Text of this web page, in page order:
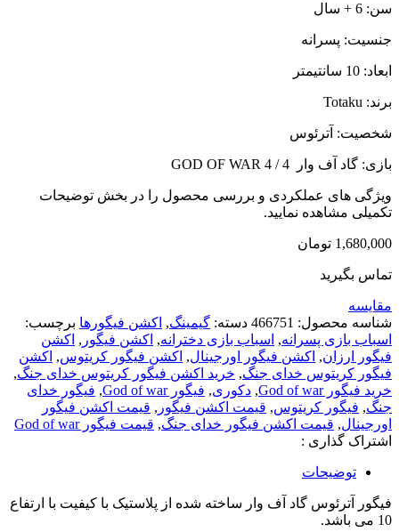
سن: 6 + سال
جنسیت: پسرانه
ابعاد: 10 سانتیمتر
برند: Totaku
شخصیت: آترئوس
بازی: گاد آف وار 4 / GOD OF WAR 4
ویژگی های عملکردی و بررسی محصول را در بخش توضیحات
تکمیلی مشاهده نمایید.
1,680,000 تومان
تماس بگیرید
مقایسه
شناسه محصول: 466751 دسته: گیمینگ, اکشن فیگورها برچسب:
اسباب بازی پسرانه, اسباب بازی دخترانه, اکشن فیگور , اکشن
فیگور ارزان, اکشن فیگور اورجینال, اکشن فیگور کریتوس, اکشن
فیگور کریتوس خدای جنگ, خرید اکشن فیگور کریتوس خدای جنگ,
خرید فیگور God of war
, دکوری, فیگور God of war , فیگور خدای
جنگ, فیگور کریتوس, قیمت اکشن فیگور , قیمت اکشن فیگور
اورجینال, قیمت اکشن فیگور خدای جنگ, قیمت فیگور God of war
اشتراک گذاری :
توضیحات
فیگور آترئوس گاد آف وار ساخته شده از پلاستیک با کیفیت با ارتفاع
10 می باشد.